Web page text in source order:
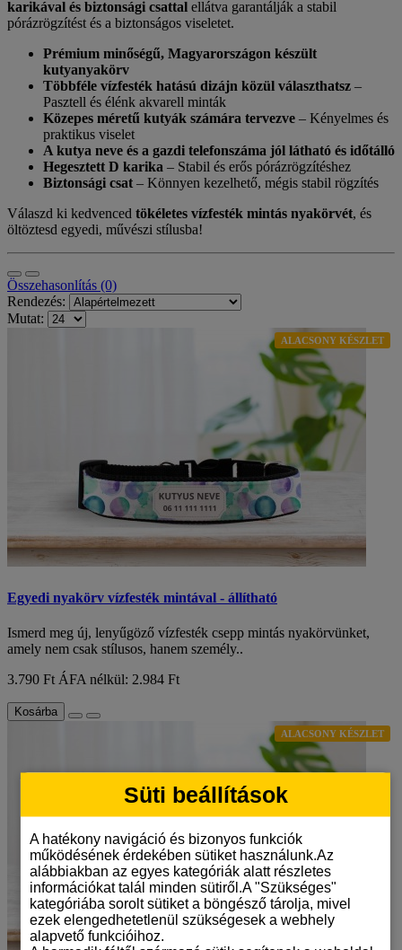
karikával és biztonsági csattal ellátva garantálják a stabil
pórázrögzítést és a biztonságos viseletet.
Prémium minőségű, Magyarországon készült
kutyanyakörv
Többféle vízfesték hatású dizájn közül választhatsz –
Pasztell és élénk akvarell minták
Közepes méretű kutyák számára tervezve – Kényelmes és
praktikus viselet
A kutya neve és a gazdi telefonszáma jól látható és időtálló
Hegesztett D karika – Stabil és erős pórázrögzítéshez
Biztonsági csat – Könnyen kezelhető, mégis stabil rögzítés
Válaszd ki kedvenced tökéletes vízfesték mintás nyakörvét, és
öltöztesd egyedi, művészi stílusba!
Összehasonlítás (0)
Rendezés:
Mutat:
ALACSONY KÉSZLET
Egyedi nyakörv vízfesték mintával - állítható
Ismerd meg új, lenyűgöző vízfesték csepp mintás nyakörvünket,
amely nem csak stílusos, hanem személy..
3.790 Ft ÁFA nélkül: 2.984 Ft
Kosárba
ALACSONY KÉSZLET
Süti beállítások
A hatékony navigáció és bizonyos funkciók
működésének érdekében sütiket használunk.Az
alábbiakban az egyes kategóriák alatt részletes
információkat talál minden sütiről.A "Szükséges"
kategóriába sorolt sütiket a böngésző tárolja, mivel
ezek elengedhetetlenül szükségesek a webhely
alapvető funkcióihoz.